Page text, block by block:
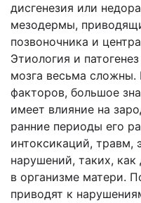
дисгенезия или
мезодермы,
позвоночника и
Этиология и
мозга весьма
факторов, большое
имеет влияние на
ранние периоды его
интоксикаций, травм,
нарушений, таких,
в организме матери.
приводят к